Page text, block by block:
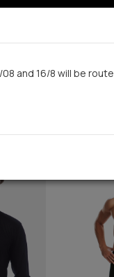
za porudžbine preko 4.000
u roku od 10 radnih
and 16/8 will be